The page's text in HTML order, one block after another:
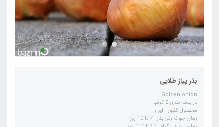
بذر پیاز طلایی
Golden onion
در بسته بندی 2 گرمی
محصول کشور : ایران
زمان جوانه زنی بذر : 7 تا 10 روز